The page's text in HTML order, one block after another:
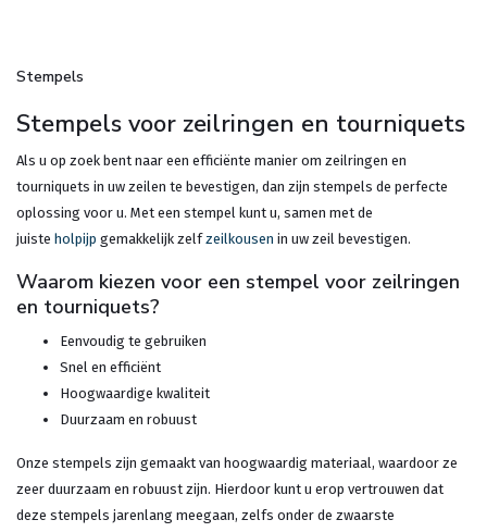
Stempels
Stempels voor zeilringen en tourniquets
Als u op zoek bent naar een efficiënte manier om zeilringen en
tourniquets in uw zeilen te bevestigen, dan zijn stempels de perfecte
oplossing voor u. Met een stempel kunt u, samen met de
juiste holpijp gemakkelijk zelfzeilkousen in uw zeil bevestigen.
Waarom kiezen voor een stempel voor zeilringen
en tourniquets?
Eenvoudig te gebruiken
Snel en efficiënt
Hoogwaardige kwaliteit
Duurzaam en robuust
Onze stempels zijn gemaakt van hoogwaardig materiaal, waardoor ze
zeer duurzaam en robuust zijn. Hierdoor kunt u erop vertrouwen dat
deze stempels jarenlang meegaan, zelfs onder de zwaarste